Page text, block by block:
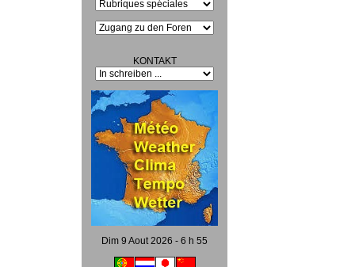
KONTAKT
Dim 9 Aout 2026 - 6 h 55